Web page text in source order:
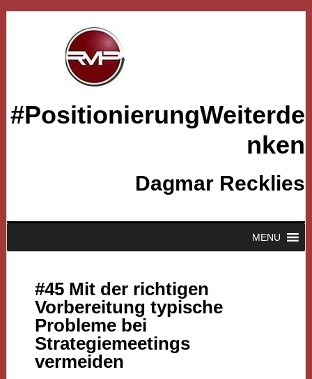
#PositionierungWeiterde
nken
Dagmar Recklies
MENU
#45 Mit der richtigen
Vorbereitung typische
Probleme bei
Strategiemeetings
vermeiden